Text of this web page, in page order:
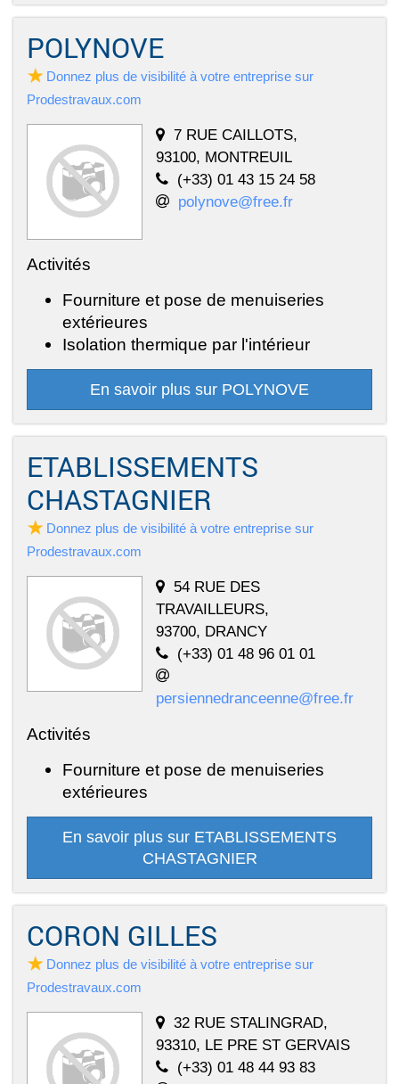
POLYNOVE
Donnez plus de visibilité à votre entreprise sur
Prodestravaux.com
7 RUE CAILLOTS,
93100, MONTREUIL
(+33) 01 43 15 24 58
polynove@free.fr
Activités
Fourniture et pose de menuiseries
extérieures
Isolation thermique par l'intérieur
En savoir plus sur POLYNOVE
ETABLISSEMENTS
CHASTAGNIER
Donnez plus de visibilité à votre entreprise sur
Prodestravaux.com
54 RUE DES
TRAVAILLEURS,
93700, DRANCY
(+33) 01 48 96 01 01
persiennedranceenne@free.fr
Activités
Fourniture et pose de menuiseries
extérieures
En savoir plus sur ETABLISSEMENTS
CHASTAGNIER
CORON GILLES
Donnez plus de visibilité à votre entreprise sur
Prodestravaux.com
32 RUE STALINGRAD,
93310, LE PRE ST GERVAIS
(+33) 01 48 44 93 83